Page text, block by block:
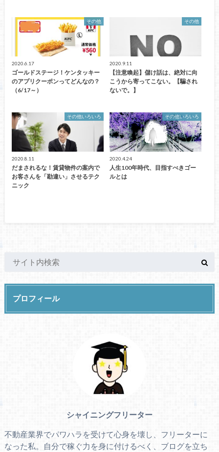
その他
2020.6.17
ゴールドステージ！ケンタッキー
のアプリクーポンってどんなの？
（6/17～）
その他
2020.9.11
【注意喚起】儲け話は、絶対に向
こうから寄ってこない。【騙され
ないで。】
その他いろいろ
2020.8.11
だまされるな！賃貸物件の案内で
お客さんを「勘違い」させるテク
ニック
その他いろいろ
2020.4.24
人生100年時代、目指すべきゴー
ルとは
プロフィール
シャイニングフリーター
不動産業界でパワハラを受けて心身を壊し、フリーターに
なった私。自分で稼ぐ力を身に付けるべく、ブログを立ち